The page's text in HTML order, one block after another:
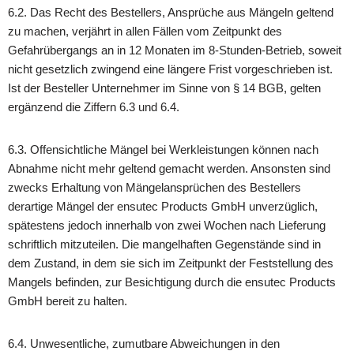
6.2. Das Recht des Bestellers, Ansprüche aus Mängeln geltend
zu machen, verjährt in allen Fällen vom Zeitpunkt des
Gefahrübergangs an in 12 Monaten im 8-Stunden-Betrieb, soweit
nicht gesetzlich zwingend eine längere Frist vorgeschrieben ist.
Ist der Besteller Unternehmer im Sinne von § 14 BGB, gelten
ergänzend die Ziffern 6.3 und 6.4.
6.3. Offensichtliche Mängel bei Werkleistungen können nach
Abnahme nicht mehr geltend gemacht werden. Ansonsten sind
zwecks Erhaltung von Mängelansprüchen des Bestellers
derartige Mängel der ensutec Products GmbH unverzüglich,
spätestens jedoch innerhalb von zwei Wochen nach Lieferung
schriftlich mitzuteilen. Die mangelhaften Gegenstände sind in
dem Zustand, in dem sie sich im Zeitpunkt der Feststellung des
Mangels befinden, zur Besichtigung durch die ensutec Products
GmbH bereit zu halten.
6.4. Unwesentliche, zumutbare Abweichungen in den